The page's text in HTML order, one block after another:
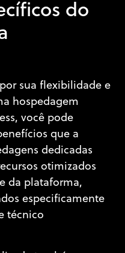
do
sua flexibilidade e
hospedagem
você pode
que a
dedicadas
otimizados
da plataforma,
especificamente
técnico